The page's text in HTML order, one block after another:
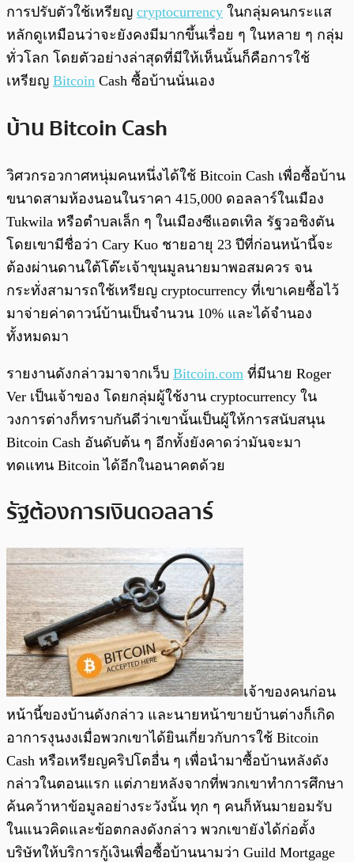
พร้อมเล่น
การปรับตัวใช้เหรียญ cryptocurrency ในกลุ่มคนกระแส
หลักดูเหมือนว่าจะยังคงมีมากขึ้นเรื่อย ๆ ในหลาย ๆ กลุ่ม
ทั่วโลก โดยตัวอย่างล่าสุดที่มีให้เห็นนั้นก็คือการใช้
เหรียญ Bitcoin Cash ซื้อบ้านนั่นเอง
บ้าน Bitcoin Cash
วิศวกรอวกาศหนุ่มคนหนึ่งได้ใช้ Bitcoin Cash เพื่อซื้อบ้าน
ขนาดสามห้องนอนในราคา 415,000 ดอลลาร์ในเมือง
Tukwila หรือตำบลเล็ก ๆ ในเมืองซีแอตเทิล รัฐวอชิงตัน
โดยเขามีชื่อว่า Cary Kuo ชายอายุ 23 ปีที่ก่อนหน้านี้จะ
ต้องผ่านดานใต้โต๊ะเจ้าขุนมูลนายมาพอสมควร จน
กระทั่งสามารถใช้เหรียญ cryptocurrency ที่เขาเคยซื้อไว้
มาจ่ายค่าดาวน์บ้านเป็นจำนวน 10% และได้จำนอง
ทั้งหมดมา
รายงานดังกล่าวมาจากเว็บ Bitcoin.com ที่มีนาย Roger
Ver เป็นเจ้าของ โดยกลุ่มผู้ใช้งาน cryptocurrency ใน
วงการต่างก็ทราบกันดีว่าเขานั้นเป็นผู้ให้การสนับสนุน
Bitcoin Cash อันดับต้น ๆ อีกทั้งยังคาดว่ามันจะมา
ทดแทน Bitcoin ได้อีกในอนาคตด้วย
รัฐต้องการเงินดอลลาร์
เจ้าของคนก่อน
หน้านี้ของบ้านดังกล่าว และนายหน้าขายบ้านต่างก็เกิด
อาการงุนงงเมื่อพวกเขาได้ยินเกี่ยวกับการใช้ Bitcoin
Cash หรือเหรียญคริปโตอื่น ๆ เพื่อนำมาซื้อบ้านหลังดัง
กล่าวในตอนแรก แต่ภายหลังจากที่พวกเขาทำการศึกษา
ค้นคว้าหาข้อมูลอย่างระวังนั้น ทุก ๆ คนก็หันมายอมรับ
ในแนวคิดและข้อตกลงดังกล่าว พวกเขายังได้ก่อตั้ง
บริษัทให้บริการกู้เงินเพื่อซื้อบ้านนามว่า Guild Mortgage